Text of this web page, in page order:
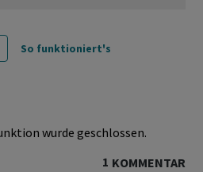
So funktioniert's
wurde geschlossen.
1 KOMMENTAR